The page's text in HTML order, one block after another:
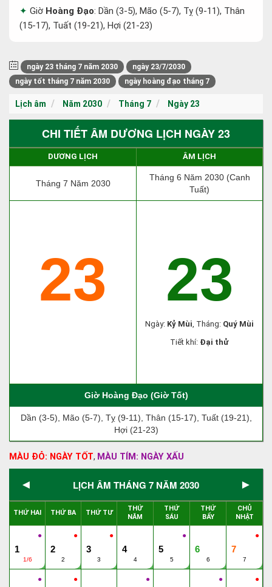
Giờ Hoàng Đạo: Dần (3-5), Mão (5-7), Tỵ (9-11), Thân
(15-17), Tuất (19-21), Hợi (21-23)
ngày 23 tháng 7 năm 2030
ngày 23/7/2030
ngày tốt tháng 7 năm 2030
ngày hoàng đạo tháng 7
Lịch âm Năm 2030 Tháng 7 Ngày 23
CHI TIẾT ÂM DƯƠNG LỊCH NGÀY 23
DƯƠNG LỊCH ÂM LỊCH
Tháng 7 Năm 2030
Tháng 6 Năm 2030 (Canh
Tuất)
23 23
Ngày: Kỷ Mùi, Tháng: Quý Mùi
Tiết khí: Đại thử
Giờ Hoàng Đạo (Giờ Tốt)
Dần (3-5), Mão (5-7), Tỵ (9-11), Thân (15-17), Tuất (19-21),
Hợi (21-23)
MÀU ĐỎ: NGÀY TỐT, MÀU TÍM: NGÀY XẤU
◄ LỊCH ÂM THÁNG 7 NĂM 2030 ►
THỨ HAI THỨ BA THỨ TƯ
THỨ
NĂM
THỨ
SÁU
THỨ
BẨY
CHỦ
NHẬT
●
1
1/6
●
2
2
●
3
3
4
4
●
5
5
6
6
●
7
7
● ● ● ● ●